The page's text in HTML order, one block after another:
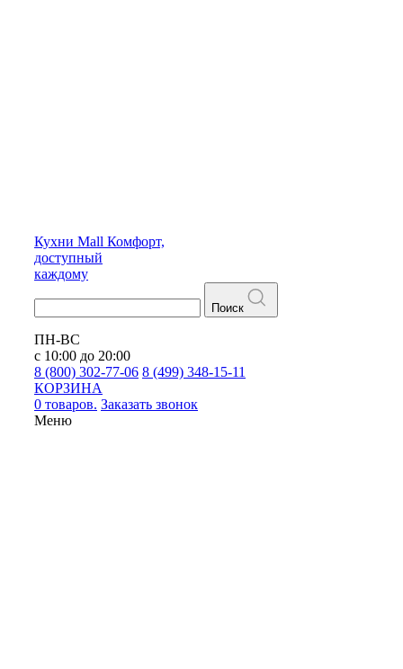
Кухни Mall Комфорт,
доступный
каждому
Поиск
ПН-ВС
с 10:00 до 20:00
8 (800) 302-77-06 8 (499) 348-15-11
КОРЗИНА
0 товаров. Заказать звонок
Меню